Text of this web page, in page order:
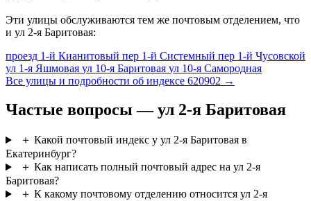
Эти улицы обслуживаются тем же почтовым отделением, что
и ул 2-я Баритовая:
проезд 1-й Кианитовый пер 1-й Системный пер 1-й Чусовской
ул 1-я Яшмовая ул 10-я Баритовая ул 10-я Самородная
Все улицы и подробности об индексе 620902 →
Частые вопросы — ул 2-я Баритовая
＋ Какой почтовый индекс у ул 2-я Баритовая в
Екатеринбург?
＋ Как написать полный почтовый адрес на ул 2-я
Баритовая?
＋ К какому почтовому отделению относится ул 2-я